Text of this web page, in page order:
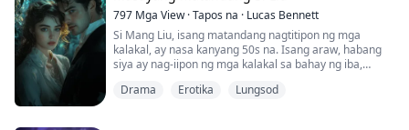
Hanapin mo siya!
797 Mga View·Tapos na · Lucas Bennett
Si Mang Liu, isang matandang nagtitipon ng mga
kalakal, ay nasa kanyang 50s na. Isang araw, habang
siya ay nag-iipon ng mga kalakal sa bahay ng iba,
banyo. Dahil walang ibang tao sa bahay, napilitan
Drama Erotika Lungsod